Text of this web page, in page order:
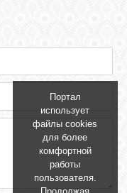
Портал
использует
файлы cookies
для более
комфортной
работы
пользователя.